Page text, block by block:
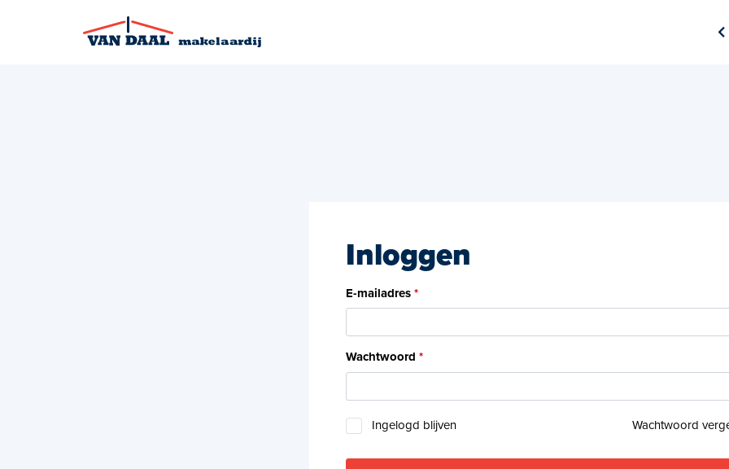
Inloggen
E-mailadres
Wachtwoord
Ingelogd blijven Wachtwoord